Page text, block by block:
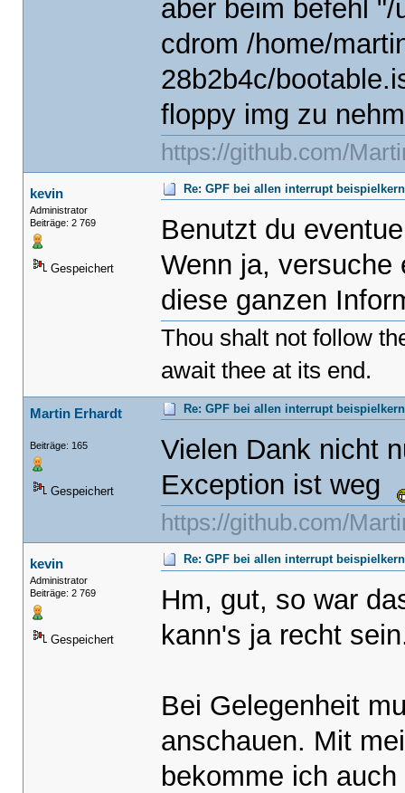
aber beim befehl
cdrom /home/
28b2b4c/
floppy img zu
https://github.com/
kevin
Administrator
Beiträge: 2 769
Gespeichert
Re: GPF bei allen interrupt
Benutzt du
Wenn ja,
diese ganzen
Thou shalt not follow
await thee at its end.
Martin Erhardt
Beiträge: 165
Gespeichert
Re: GPF bei allen interrupt
Vielen Dank nicht
Exception ist weg
https://github.com/
kevin
Administrator
Beiträge: 2 769
Gespeichert
Re: GPF bei allen interrupt
Hm, gut, so war
kann's ja recht
Bei Gelegenheit
anschauen. Mit
bekomme ich